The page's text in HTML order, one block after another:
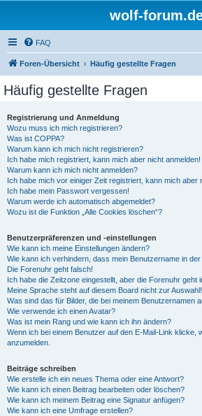
wolf-
FAQ
Foren-Übersicht Häufig gestellte Fragen
Häufig gestellte Fragen
Registrierung und Anmeldung
Wozu muss ich mich registrieren?
Was ist COPPA?
Warum kann ich mich nicht registrieren?
Ich habe mich registriert, kann mich aber nicht anmelden!
Warum kann ich mich nicht anmelden?
Ich habe mich vor einiger Zeit registriert, kann mich aber
Ich habe mein Passwort vergessen!
Warum werde ich automatisch abgemeldet?
Wozu ist die Funktion „Alle Cookies löschen“?
Benutzerpräferenzen und -einstellungen
Wie kann ich meine Einstellungen ändern?
Wie kann ich verhindern, dass mein Benutzername in
Die Forenuhr geht falsch!
Ich habe die Zeitzone eingestellt, aber die Forenuhr geht
Meine Sprache steht auf diesem Board nicht zur Auswahl!
Was sind das für Bilder, die bei meinem Benutzernamen
Wie verwende ich einen Avatar?
Was ist mein Rang und wie kann ich ihn ändern?
Wenn ich bei einem Benutzer auf den E-Mail-Link klicke,
anzumelden.
Beiträge schreiben
Wie erstelle ich ein neues Thema oder eine Antwort?
Wie kann ich einen Beitrag bearbeiten oder löschen?
Wie kann ich meinem Beitrag eine Signatur anfügen?
Wie kann ich eine Umfrage erstellen?